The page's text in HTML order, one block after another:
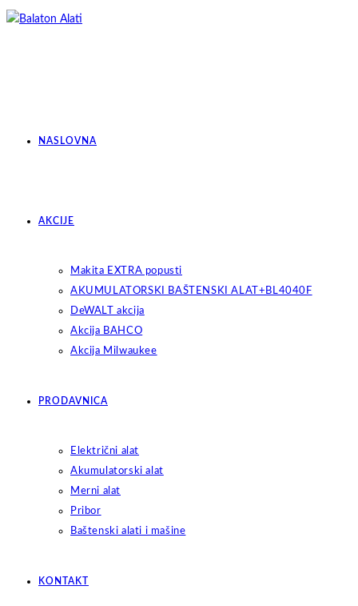
NASLOVNA
AKCIJE
Makita EXTRA popusti
AKUMULATORSKI BAŠTENSKI ALAT+BL4040F
DeWALT akcija
Akcija BAHCO
Akcija Milwaukee
PRODAVNICA
Električni alat
Akumulatorski alat
Merni alat
Pribor
Baštenski alati i mašine
KONTAKT